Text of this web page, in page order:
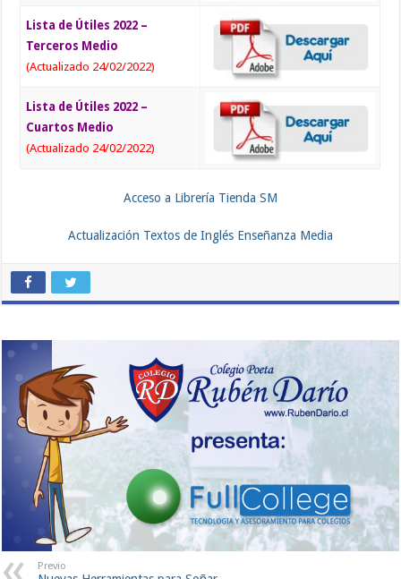
Lista de Útiles 2022 –
Terceros Medio
(Actualizado 24/02/2022)
Lista de Útiles 2022 –
Cuartos Medio
(Actualizado 24/02/2022)
Acceso a Librería Tienda SM
Actualización Textos de Inglés Enseñanza Media
Previo